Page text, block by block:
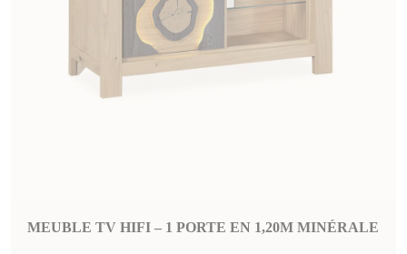
MEUBLE TV HIFI – 1 PORTE EN 1,20M MINÉRALE